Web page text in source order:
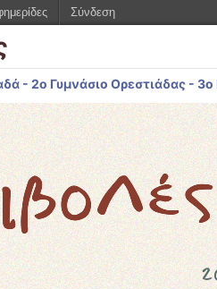
- 2ο Γυμνάσιο Ορεστιάδας - 3ο
Σύνδεση